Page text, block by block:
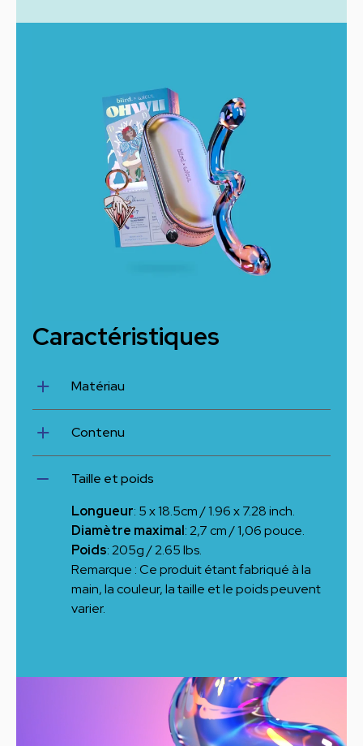
Caractéristiques
Matériau
Contenu
clés Wicul, autocollant
Taille et poids
Longueur: 5 x 18.5cm / 1.96 x 7.28 inch.
Diamètre maximal: 2,7 cm / 1,06 pouce.
Poids: 205g / 2.65 lbs.
Remarque : Ce produit étant fabriqué à la
main, la couleur, la taille et le poids peuvent
varier.